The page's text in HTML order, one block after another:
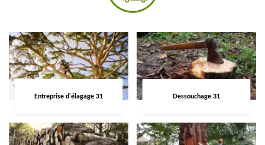
Entreprise d'élagage 31 Dessouchage 31